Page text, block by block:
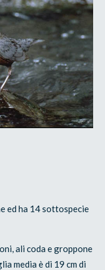
ed ha 14 sottospecie
ali coda e groppone
media è di 19 cm di